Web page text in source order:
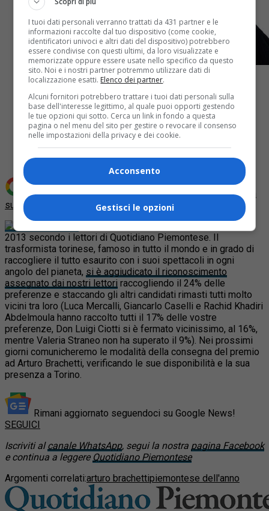
Share
Tweet
Aggiungi Quotidiano Piemontese come Fonte preferita
su Google
2013 secondo i lettori di Quotidiano Piemontese. Il
trasformista torinese, famoso in tutto il mondo e in grado di
raccogliere il tutto esaurito con i suoi spettacoli in ogni
angolo del pianeta, si è aggiudicato il riconoscimento
assegnato dai nostri lettori raccogliendo il 24% delle
preferenze e staccando gli altri candidati rimasti tutti molto
vicini tra loro (Luca Mercalli, Giancarlo Caselli e Rachid Khadiri
Abdelmoula hanno raccolto tutti il 17% delle vostre
preferenze, Don Luigi Ciotti si è fermato vicinissimo, al 16%,
mentre Valeria Straneo non ha superato il 9%). Nei prossimi
giorni comunicheremo le modalità della consegna del premio
ad Arturo Brachetti, verificando le sue disponibilità e la sua
presenza a Torino.
Rimani aggiornato seguendoci su Google News!
SEGUICI
Iscriviti alcanale WhatsApp, segui la nostra pagina Facebook
e continua a leggere Quotidiano Piemontese
Argomenti correlati:arturo brachettipiemontese dell'anno
I tuoi dati personali verranno trattati da 431 partner e le
informazioni raccolte dal tuo dispositivo (come cookie,
identificatori univoci e altri dati del dispositivo) potrebbero
essere condivise con questi ultimi, da loro visualizzate e
memorizzate oppure essere usate nello specifico da questo
sito. Noi e i nostri partner potremmo utilizzare dati di
localizzazione esatti. Elenco dei partner.
Alcuni fornitori potrebbero trattare i tuoi dati personali sulla
base dell'interesse legittimo, al quale puoi opporti gestendo
le tue opzioni qui sotto. Cerca un link in fondo a questa
pagina o nel menu del sito per gestire o revocare il consenso
nelle impostazioni della privacy e dei cookie.
Acconsento
Gestisci le opzioni